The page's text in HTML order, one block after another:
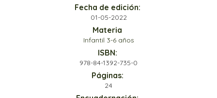
Fecha de edición:
01-05-2022
Materia
Infantil 3-6 años
ISBN:
978-84-1392-735-0
Páginas:
24